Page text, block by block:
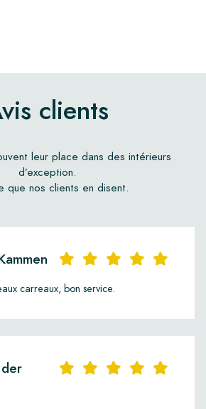
clients
leur place dans des intérieurs
d’exception.
que nos clients en disent.
carreaux, bon service.